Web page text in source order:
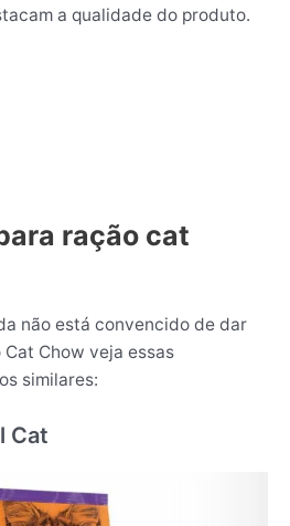
a qualidade do produto.
ração cat
não está convencido de dar
Chow veja essas
similares:
Cat